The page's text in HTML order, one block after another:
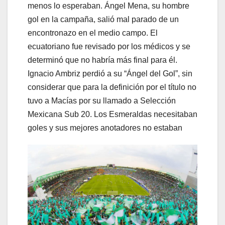
menos lo esperaban. Ángel Mena, su hombre
gol en la campaña, salió mal parado de un
encontronazo en el medio campo. El
ecuatoriano fue revisado por los médicos y se
determinó que no habría más final para él.
Ignacio Ambriz perdió a su “Ángel del Gol”, sin
considerar que para la definición por el título no
tuvo a Macías por su llamado a Selección
Mexicana Sub 20. Los Esmeraldas necesitaban
goles y sus mejores anotadores no estaban